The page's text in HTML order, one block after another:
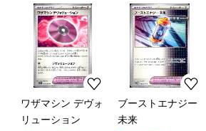
ワザマシン デヴォ
リューション
ブーストエナジー
未来